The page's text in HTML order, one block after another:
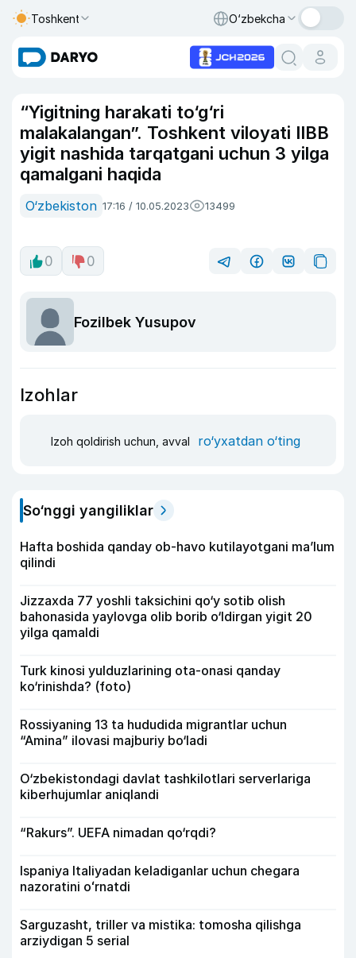
Toshkent O‘zbekcha
“Yigitning harakati to‘g‘ri
malakalangan”. Toshkent viloyati IIBB
yigit nashida tarqatgani uchun 3 yilga
qamalgani haqida
O‘zbekiston 17:16 / 10.05.2023 13499
0 0
Fozilbek Yusupov
Izohlar
Izoh qoldirish uchun, avval ro‘yxatdan o‘ting
So‘nggi yangiliklar
Hafta boshida qanday ob-havo kutilayotgani ma’lum
qilindi
Jizzaxda 77 yoshli taksichini qo‘y sotib olish
bahonasida yaylovga olib borib o‘ldirgan yigit 20
yilga qamaldi
Turk kinosi yulduzlarining ota-onasi qanday
ko‘rinishda? (foto)
Rossiyaning 13 ta hududida migrantlar uchun
“Amina” ilovasi majburiy bo‘ladi
O‘zbekistondagi davlat tashkilotlari serverlariga
kiberhujumlar aniqlandi
“Rakurs”. UEFA nimadan qo‘rqdi?
Ispaniya Italiyadan keladiganlar uchun chegara
nazoratini oʻrnatdi
Sarguzasht, triller va mistika: tomosha qilishga
arziydigan 5 serial